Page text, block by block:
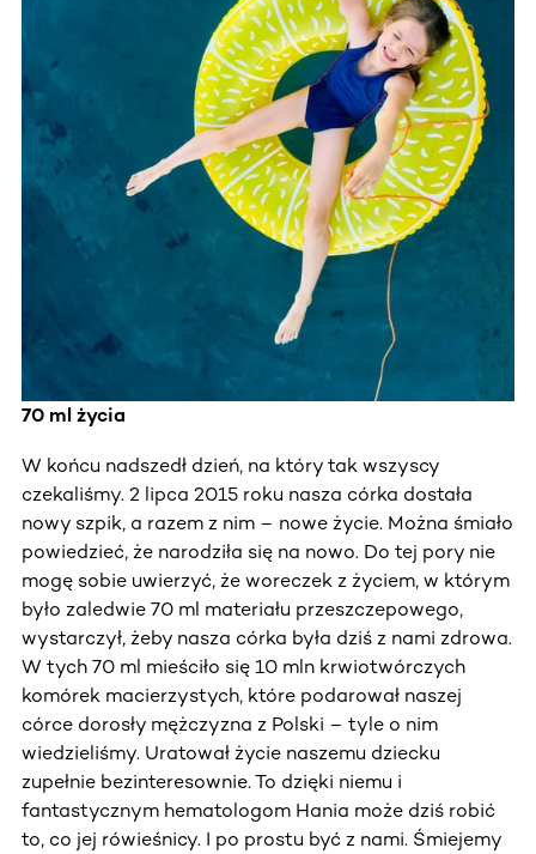
70 ml życia
W końcu nadszedł dzień, na który tak wszyscy
czekaliśmy. 2 lipca 2015 roku nasza córka dostała
nowy szpik, a razem z nim – nowe życie. Można śmiało
powiedzieć, że narodziła się na nowo. Do tej pory nie
mogę sobie uwierzyć, że woreczek z życiem, w którym
było zaledwie 70 ml materiału przeszczepowego,
wystarczył, żeby nasza córka była dziś z nami zdrowa.
W tych 70 ml mieściło się 10 mln krwiotwórczych
komórek macierzystych, które podarował naszej
córce dorosły mężczyzna z Polski – tyle o nim
wiedzieliśmy. Uratował życie naszemu dziecku
zupełnie bezinteresownie. To dzięki niemu i
fantastycznym hematologom Hania może dziś robić
to, co jej rówieśnicy. I po prostu być z nami. Śmiejemy